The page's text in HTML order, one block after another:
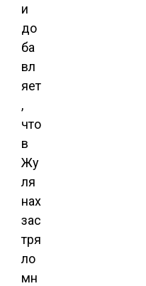
и
до
ба
вл
яет
,
что
в
Жу
ля
нах
зас
тря
ло
мн